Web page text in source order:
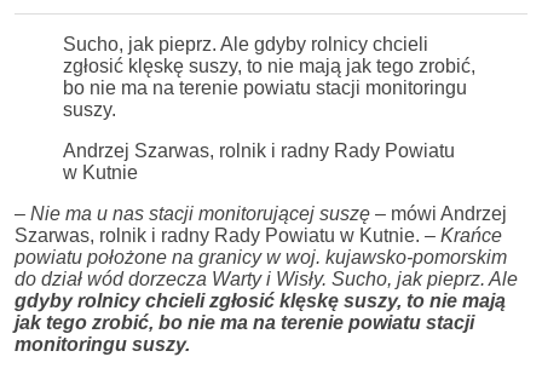
Sucho, jak pieprz. Ale gdyby rolnicy chcieli
zgłosić klęskę suszy, to nie mają jak tego zrobić,
bo nie ma na terenie powiatu stacji monitoringu
suszy.
Andrzej Szarwas, rolnik i radny Rady Powiatu
w Kutnie
– Nie ma u nas stacji monitorującej suszę – mówi Andrzej
Szarwas, rolnik i radny Rady Powiatu w Kutnie. – Krańce
powiatu położone na granicy w woj. kujawsko-pomorskim
do dział wód dorzecza Warty i Wisły. Sucho, jak pieprz. Ale
gdyby rolnicy chcieli zgłosić klęskę suszy, to nie mają
jak tego zrobić, bo nie ma na terenie powiatu stacji
monitoringu suszy.